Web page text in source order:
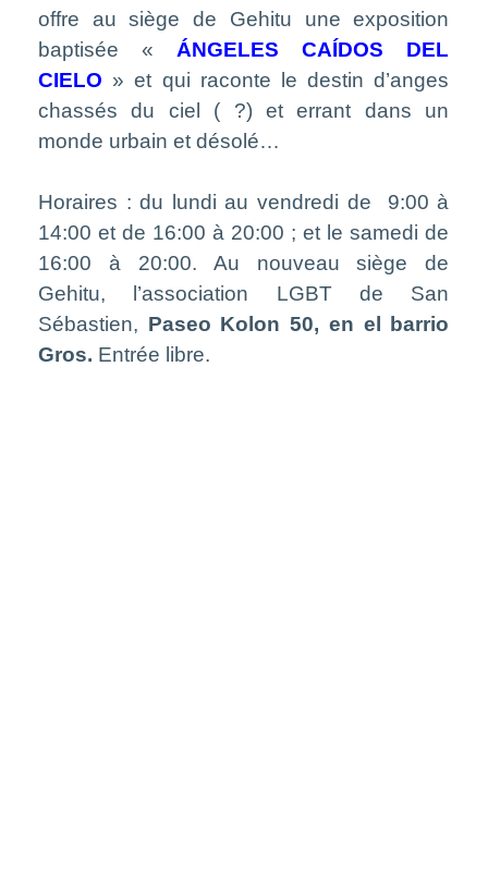
offre au siège de Gehitu une exposition
baptisée « ÁNGELES CAÍDOS DEL
CIELO » et qui raconte le destin d’anges
chassés du ciel ( ?) et errant dans un
monde urbain et désolé…
Horaires : du lundi au vendredi de
9:00 à
14:00 et de 16:00 à 20:00 ; et le samedi de
16:00 à 20:00. Au nouveau siège de
Gehitu, l’association LGBT de San
Sébastien, Paseo Kolon 50, en el barrio
Gros. Entrée libre.